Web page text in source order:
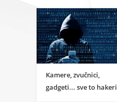
Kamere, zvučnici,
gadgeti... sve to hakeri